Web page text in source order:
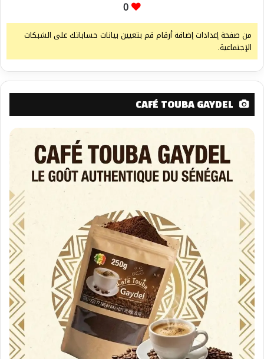
0
من صفحة إعدادات إضافة أرقام قم بتعيين بيانات حساباتك على الشبكات
الإجتماعية.
CAFÉ TOUBA GAYDEL